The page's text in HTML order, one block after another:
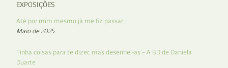
EXPOSIÇÕES
Até por mim mesmo já me fiz passar
Maio de 2025
Tinha coisas para te dizer, mas desenhei-as – A BD de Daniela
Duarte